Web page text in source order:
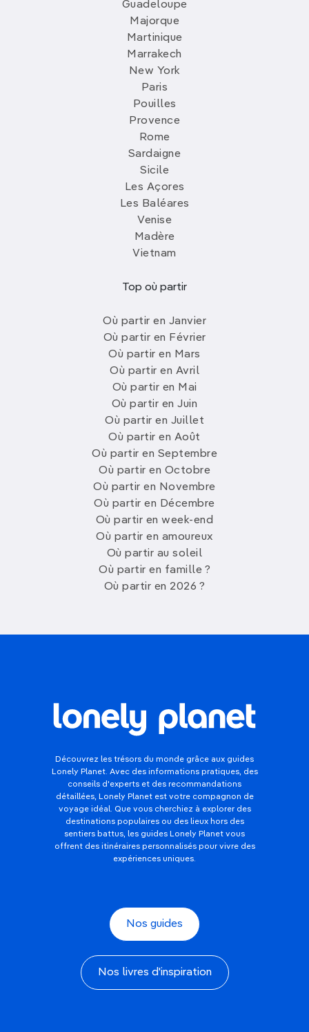
Guadeloupe
Majorque
Martinique
Marrakech
New York
Paris
Pouilles
Provence
Rome
Sardaigne
Sicile
Les Açores
Les Baléares
Venise
Madère
Vietnam
Top où partir
Où partir en Janvier
Où partir en Février
Où partir en Mars
Où partir en Avril
Où partir en Mai
Où partir en Juin
Où partir en Juillet
Où partir en Août
Où partir en Septembre
Où partir en Octobre
Où partir en Novembre
Où partir en Décembre
Où partir en week-end
Où partir en amoureux
Où partir au soleil
Où partir en famille ?
Où partir en 2026 ?
Découvrez les trésors du monde grâce aux guides
Lonely Planet. Avec des informations pratiques, des
conseils d'experts et des recommandations
détaillées, Lonely Planet est votre compagnon de
voyage idéal. Que vous cherchiez à explorer des
destinations populaires ou des lieux hors des
sentiers battus, les guides Lonely Planet vous
offrent des itinéraires personnalisés pour vivre des
expériences uniques.
Nos guides
Nos livres d'inspiration